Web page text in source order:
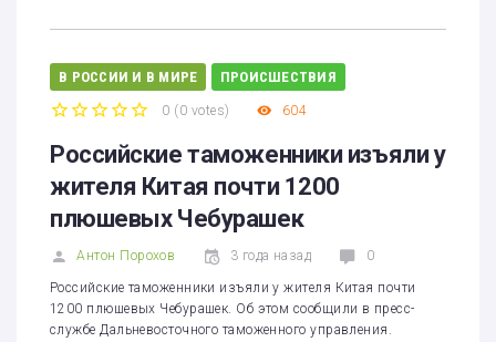
В РОССИИ И В МИРЕ ПРОИСШЕСТВИЯ
0 ( 0 votes) 604
Российские таможенники изъяли у
жителя Китая почти 1200
плюшевых Чебурашек
Антон Порохов 3 года назад 0
Российские таможенники изъяли у жителя Китая почти
1200 плюшевых Чебурашек. Об этом сообщили в пресс-
службе Дальневосточного таможенного управления.